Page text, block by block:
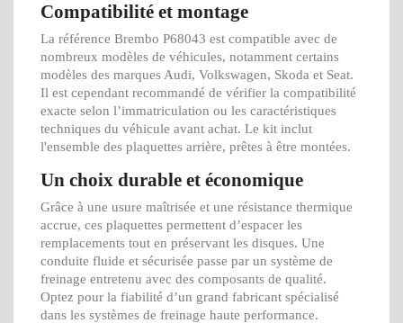
Compatibilité et montage
La référence Brembo P68043 est compatible avec de
nombreux modèles de véhicules, notamment certains
modèles des marques Audi, Volkswagen, Skoda et Seat.
Il est cependant recommandé de vérifier la compatibilité
exacte selon l’immatriculation ou les caractéristiques
techniques du véhicule avant achat. Le kit inclut
l'ensemble des plaquettes arrière, prêtes à être montées.
Un choix durable et économique
Grâce à une usure maîtrisée et une résistance thermique
accrue, ces plaquettes permettent d’espacer les
remplacements tout en préservant les disques. Une
conduite fluide et sécurisée passe par un système de
freinage entretenu avec des composants de qualité.
Optez pour la fiabilité d’un grand fabricant spécialisé
dans les systèmes de freinage haute performance.